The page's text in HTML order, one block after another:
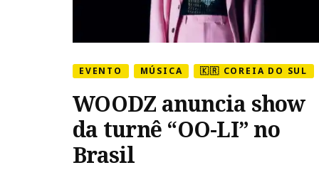
EVENTO MÚSICA 🇰🇷 COREIA DO SUL
WOODZ anuncia show
da turnê “OO-LI” no
Brasil